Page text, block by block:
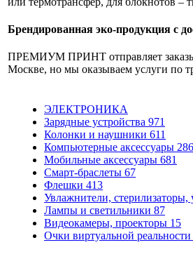
Брендированная эко-продукция с
ПРЕМИУМ ПРИНТ отправляет заказы
Москве, но мы оказываем услуги по
ЭЛЕКТРОНИКА
Зарядные устройства 971
Колонки и наушники 611
Компьютерные аксессуары 286
Мобильные аксессуары 681
Смарт-браслеты 67
Флешки 413
Увлажнители,
Лампы и светильники 87
Видеокамеры, проекторы 15
Очки виртуальной реальности